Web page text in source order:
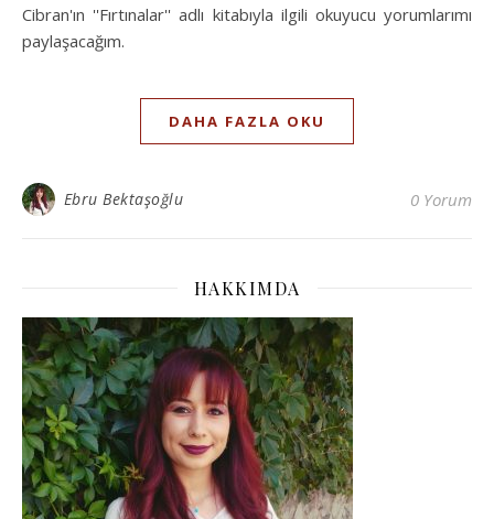
Cibran'ın ''Fırtınalar'' adlı kitabıyla ilgili okuyucu yorumlarımı
paylaşacağım.
DAHA FAZLA OKU
Ebru Bektaşoğlu 0 Yorum
HAKKIMDA